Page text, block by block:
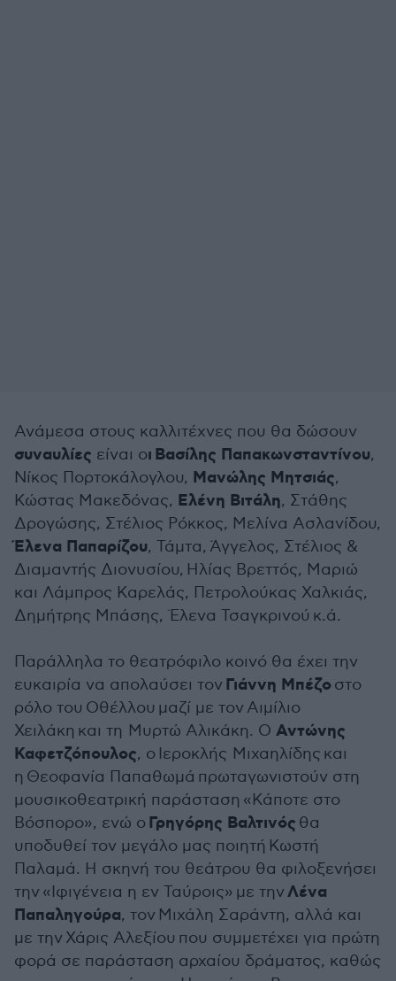
Ανάμεσα στους καλλιτέχνες που θα δώσουν
συναυλίες είναι οι Βασίλης Παπακωνσταντίνου,
Νίκος Πορτοκάλογλου, Μανώλης Μητσιάς,
Κώστας Μακεδόνας, Ελένη Βιτάλη, Στάθης
Δρογώσης, Στέλιος Ρόκκος, Μελίνα Ασλανίδου,
Έλενα Παπαρίζου, Τάμτα, Άγγελος, Στέλιος &
Διαμαντής Διονυσίου, Ηλίας Βρεττός, Μαριώ
και Λάμπρος Καρελάς, Πετρολούκας Χαλκιάς,
Δημήτρης Μπάσης, Έλενα Τσαγκρινού κ.ά.
Παράλληλα το θεατρόφιλο κοινό θα έχει την
ευκαιρία να απολαύσει τον Γιάννη Μπέζοστο
ρόλο του Οθέλλου μαζί με τον Αιμίλιο
Χειλάκη και τη Μυρτώ Αλικάκη. Ο Αντώνης
Καφετζόπουλος, ο Ιεροκλής Μιχαηλίδης και
η Θεοφανία Παπαθωμά πρωταγωνιστούν στη
μουσικοθεατρική παράσταση «Κάποτε στο
Βόσπορο», ενώ οΓρηγόρης Βαλτινός θα
υποδυθεί τον μεγάλο μας ποιητή Κωστή
Παλαμά. Η σκηνή του θεάτρου θα φιλοξενήσει
την «Ιφιγένεια η εν Ταύροις» με τηνΛένα
Παπαληγούρα, τον Μιχάλη Σαράντη, αλλά και
με την Χάρις Αλεξίου που συμμετέχει για πρώτη
φορά σε παράσταση αρχαίου δράματος, καθώς